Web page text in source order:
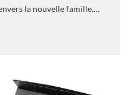
la nouvelle famille.…